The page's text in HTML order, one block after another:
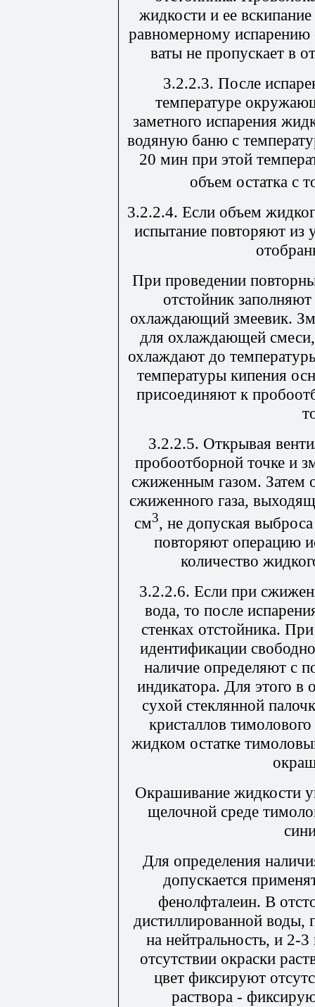
жидкости и ее
равномерному испарению
ваты не пропускает в
3.2.2.3. После
температуре
заметного испарения
водяную баню с
20 мин при этой
объем остатка с
3.2.2.4. Если объем
испытание повторяют из
При проведении
отстойник
охлаждающий змеевик.
для охлаждающей
охлаждают до
температуры кипения
присоединяют к
3.2.2.5. Открывая
пробоотборной точке и
сжиженным газом. Затем
сжиженного газа,
см3, не допуская
повторяют операцию
количество
3.2.2.6. Если при
вода, то после
стенках отстойника.
идентификации
наличие определяют с
индикатора. Для этого в
сухой стеклянной
кристаллов
жидком остатке
Окрашивание жидкости
щелочной среде
Для определения
допускается
фенолфталеин. В
дистиллированной воды,
на нейтральность, и 2-
отсутствии окраски
цвет фиксируют
раствора -